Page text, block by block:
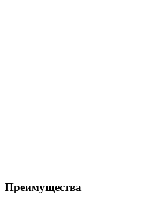
Преимущества